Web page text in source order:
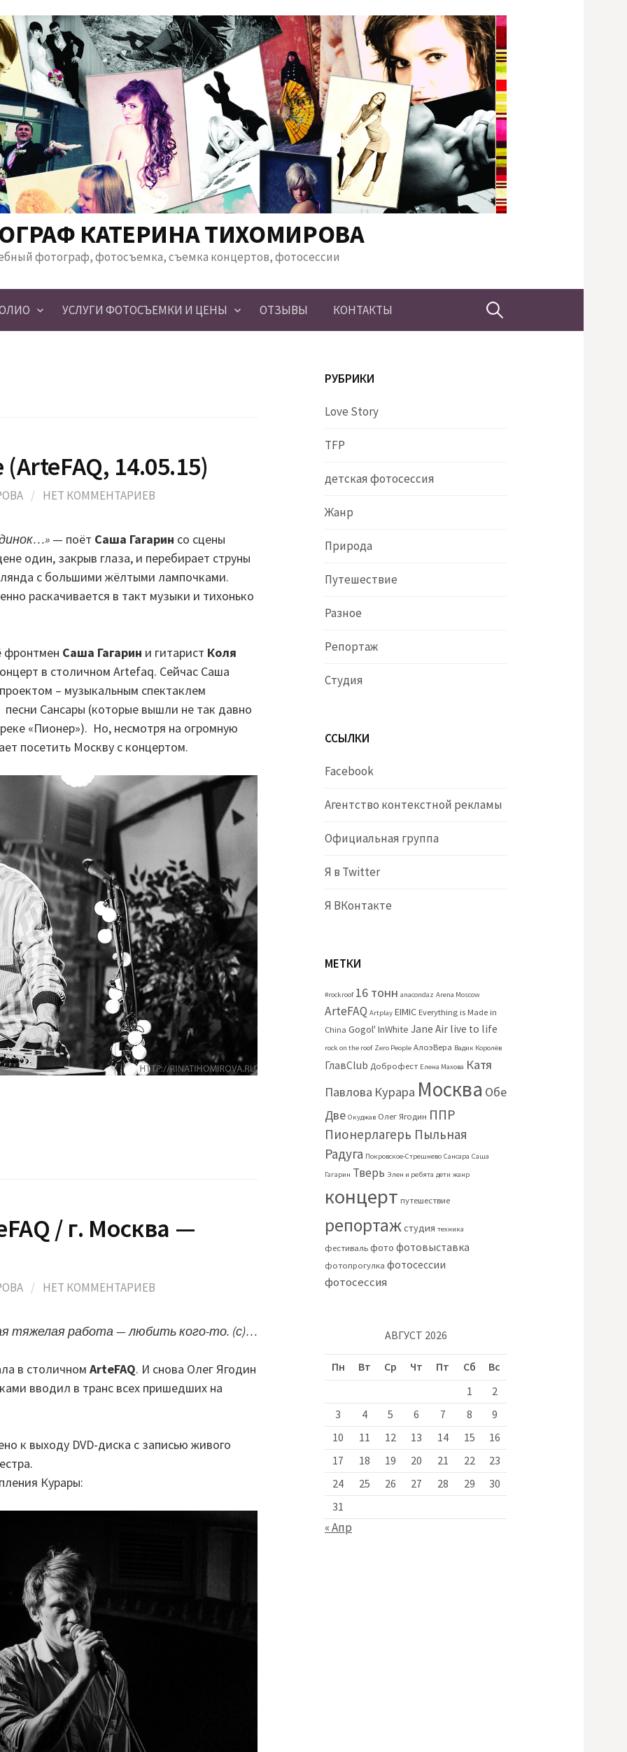
КАТЕРИНА ТИХОМИРОВА
фотограф, фотосъемка, съемка концертов, фотосессии
УСЛУГИ ФОТОСЪЕМКИ И ЦЕНЫ ОТЗЫВЫ КОНТАКТЫ Найти:
14.05.15)
/ НЕТ КОММЕНТАРИЕВ
— поёт Саша Гагарин со сцены
один, закрыв глаза, и перебирает струны
с большими жёлтыми лампочками.
раскачивается в такт музыки и тихонько
фронтмен Саша Гагарин и гитарист Коля
в столичном Artefaq. Сейчас Саша
– музыкальным спектаклем
песни Сансары (которые вышли не так давно
«Пионер»). Но, несмотря на огромную
посетить Москву с концертом.
/ г. Москва —
/ НЕТ КОММЕНТАРИЕВ
тяжелая работа — любить кого-то. (с)…
в столичном ArteFAQ. И снова Олег Ягодин
вводил в транс всех пришедших на
к выходу DVD-диска с записью живого
Курары:
РУБРИКИ
Love Story
TFP
детская фотосессия
Жанр
Природа
Путешествие
Разное
Репортаж
Студия
ССЫЛКИ
Facebook
Агентство контекстной рекламы
Официальная группа
Я в Twitter
Я ВКонтакте
МЕТКИ
#rockroof 16 тонн anacondaz Arena Moscow
ArteFAQ Artplay EIMIC Everything is Made in
China Gogol' InWhite Jane Air live to life
rock on the roof Zero People АлоэВера Вадик Королёв
ГлавClub Доброфест Елена Махова Катя
Павлова Курара Москва Обе
Две Окуджав Олег Ягодин ППР
Пионерлагерь Пыльная
Радуга Покровское-Стрешнево Сансара Саша
Гагарин Тверь Элен и ребята дети жанр
концерт путешествие
репортажстудия техника
фестиваль фото фотовыставка
фотопрогулка фотосессии
фотосессия
АВГУСТ 2026
Пн Вт Ср Чт Пт Сб
Вс
1
2
3
4 5 6 7 8
9
10
11 12 13 14 15
16
17
18 19 20 21 22
23
24
25 26 27 28 29
30
31
« Апр